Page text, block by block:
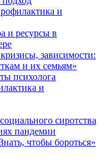
и
и ресурсы в
зависимости:
и их семьям»
психолога
и
сиротства
пандемии
чтобы бороться»